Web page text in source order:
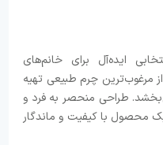
ایده‌آل برای خانم‌های
مرغوب‌ترین چرم طبیعی تهیه
طراحی منحصر به فرد و
یک محصول با کیفیت و ماندگار